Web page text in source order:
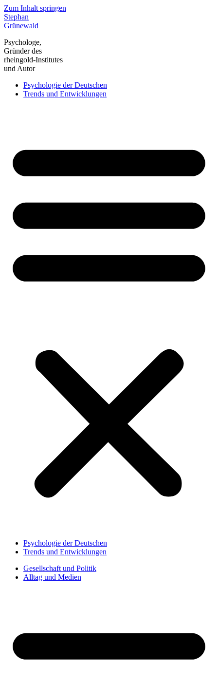
Zum Inhalt springen
Stephan
Grünewald
Psychologe,
Gründer des
rheingold-Institutes
und Autor
Psychologie der Deutschen
Trends und Entwicklungen
Psychologie der Deutschen
Trends und Entwicklungen
Gesellschaft und Politik
Alltag und Medien